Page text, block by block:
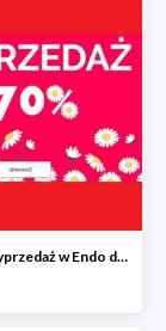
Wiosenna wyprzedaż w Endo do -70%